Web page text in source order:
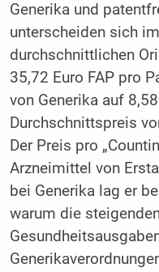
Generika und
unterscheiden sich
durchschnittlichen
35,72 Euro FAP pro
von Generika auf
Durchschnittspreis
Der Preis pro
Arzneimittel von
bei Generika lag er
warum die